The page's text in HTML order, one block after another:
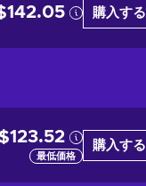
購入する
最低価格
購入する